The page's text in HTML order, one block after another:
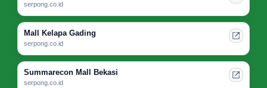
serpong.co.id
Mall Kelapa Gading
serpong.co.id
Summarecon Mall Bekasi
serpong.co.id